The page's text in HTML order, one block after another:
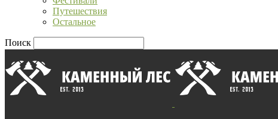
Путешествия
Остальное
Поиск